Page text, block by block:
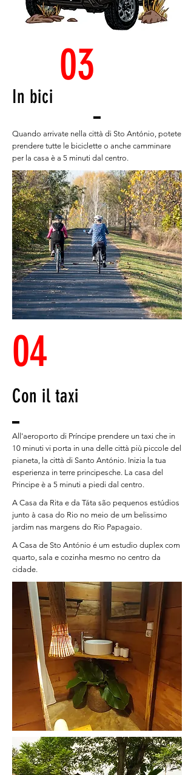
03
In bici
Quando arrivate nella città di Sto António, potete
prendere tutte le biciclette o anche camminare
per la casa è a 5 minuti dal centro.
04
Con il taxi
All'aeroporto di Príncipe prendere un taxi che in
10 minuti vi porta in una delle città più piccole del
pianeta, la città di Santo António. Inizia la tua
esperienza in terre principesche. La casa del
Principe è a 5 minuti a piedi dal centro.
A Casa da Rita e da Táta são pequenos estúdios
junto à casa do Rio no meio de um belissimo
jardim nas margens do Rio Papagaio.
A Casa de Sto António é um estudio duplex com
quarto, sala e cozinha mesmo no centro da
cidade.